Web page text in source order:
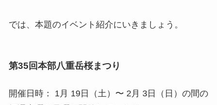
では、本題のイベント紹介にいきましょう。
第35回本部八重岳桜まつり
開催日時： 1月 19日（土）〜 2月 3日（日）の間の